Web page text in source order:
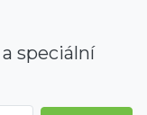
speciální